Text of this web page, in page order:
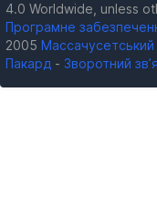
4.0 Worldwide, unless
Програмне
2005 Массачусетський
Пакард - Зворотний